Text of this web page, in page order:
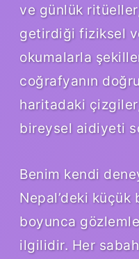
ve günlük
getirdiği fiziksel
okumalarla
coğrafyanın
haritadaki
bireysel aidiyeti
Benim kendi
Nepal’deki
boyunca
ilgilidir. Her